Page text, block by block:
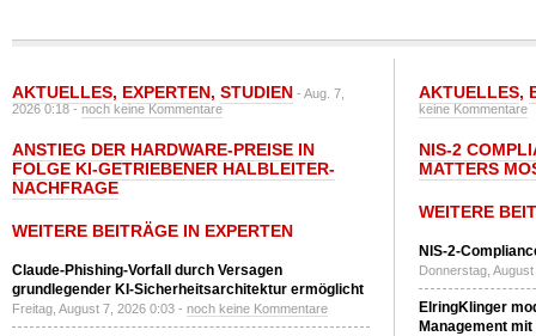
AKTUELLES, EXPERTEN, STUDIEN - Aug. 7,
2026 0:18 -noch keine Kommentare
ANSTIEG DER HARDWARE-PREISE IN
FOLGE KI-GETRIEBENER HALBLEITER-
NACHFRAGE
WEITERE BEITRÄGE IN EXPERTEN
Claude-Phishing-Vorfall durch Versagen
grundlegender KI-Sicherheitsarchitektur ermöglicht
Freitag, August 7, 2026 0:03 - noch keine Kommentare
AKTUELLES,
keine Kommentare
NIS-2
MATTERS
WEITERE
NIS-2-
Donnerstag,
ElringKlinger
Management